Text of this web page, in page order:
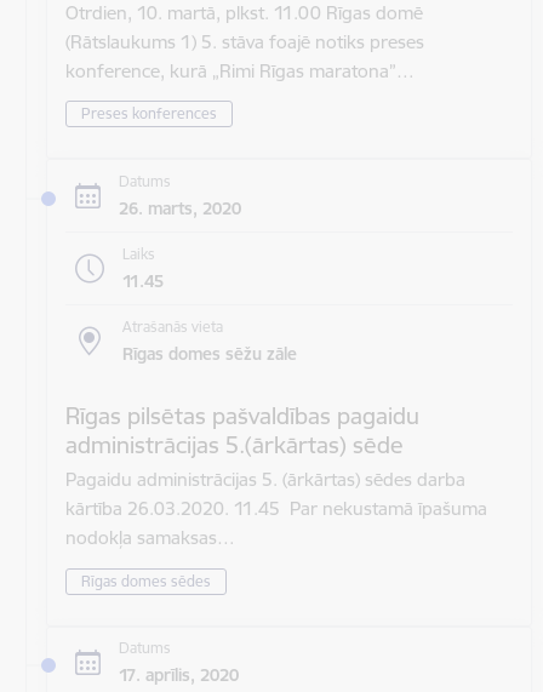
Otrdien, 10. martā, plkst. 11.00 Rīgas domē
(Rātslaukums 1) 5. stāva foajē notiks preses
konference, kurā „Rimi Rīgas maratona”…
Preses konferences
Datums
26. marts, 2020
Laiks
11.45
Atrašanās vieta
Rīgas domes sēžu zāle
Rīgas pilsētas pašvaldības pagaidu
administrācijas 5.(ārkārtas) sēde
Pagaidu administrācijas 5. (ārkārtas) sēdes darba
kārtība 26.03.2020. 11.45 Par nekustamā īpašuma
nodokļa samaksas…
Rīgas domes sēdes
Datums
17. aprīlis, 2020